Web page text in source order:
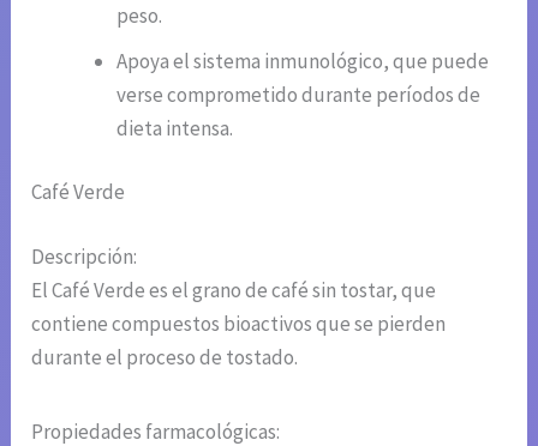
peso.
Apoya el sistema inmunológico, que puede
verse comprometido durante períodos de
dieta intensa.
Café Verde
Descripción:
El Café Verde es el grano de café sin tostar, que
contiene compuestos bioactivos que se pierden
durante el proceso de tostado.
Propiedades farmacológicas: